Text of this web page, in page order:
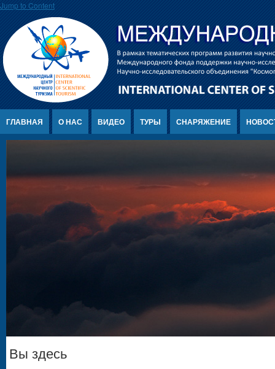
Jump to Content
ГЛАВНАЯ О НАС ВИДЕО ТУРЫ СНАРЯЖЕНИЕ
Вы здесь